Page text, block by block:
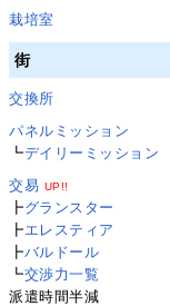
栽培室
街
交換所
パネルミッション
┗デイリーミッション
交易 UP!!
┣グランスター
┣エレスティア
┣バルドール
┗交渉力一覧
派遣時間半減